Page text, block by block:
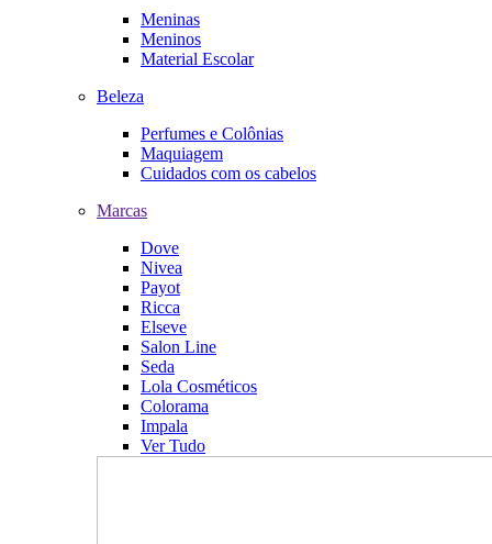
Meninas
Meninos
Material Escolar
Beleza
Perfumes e Colônias
Maquiagem
Cuidados com os cabelos
Marcas
Dove
Nivea
Payot
Ricca
Elseve
Salon Line
Seda
Lola Cosméticos
Colorama
Impala
Ver Tudo